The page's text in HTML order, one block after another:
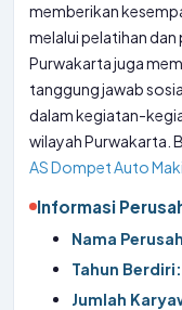
memberikan
melalui pelatihan
Purwakarta juga
tanggung jawab
dalam kegiatan-
wilayah Purwakarta.
AS Dompet Auto
Informasi
Nama
Tahun Berdiri:
Jumlah